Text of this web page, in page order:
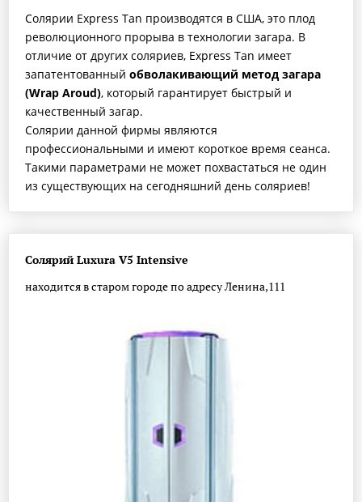
Cолярии Express Tan производятся в США, это плод
революционного прорыва в технологии загара. В
отличие от других соляриев, Express Tan имеет
запатентованный обволакивающий метод загара
(Wrap Aroud), который гарантирует быстрый и
качественный загар.
Cолярии данной фирмы являются
профессиональными и имеют короткое время сеанса.
Такими параметрами не может похвастаться не один
из существующих на сегодняшний день соляриев!
Солярий Luxura V5 Intensive
находится в старом городе по адресу Ленина,111